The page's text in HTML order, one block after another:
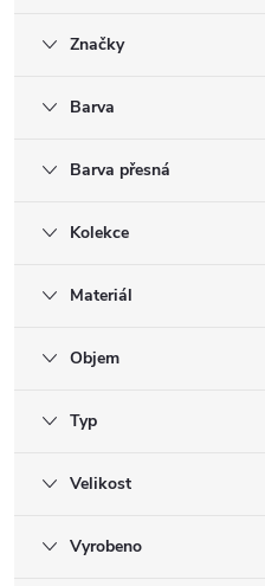
Značky
Barva
Barva přesná
Kolekce
Materiál
Objem
Typ
Velikost
Vyrobeno